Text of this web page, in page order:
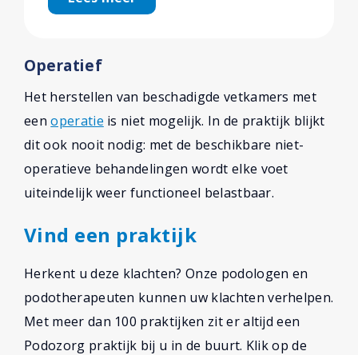
Operatief
Het herstellen van beschadigde vetkamers met
eenoperatie is niet mogelijk. In de praktijk blijkt
dit ook nooit nodig: met de beschikbare niet-
operatieve behandelingen wordt elke voet
uiteindelijk weer functioneel belastbaar.
Vind een praktijk
Herkent u deze klachten? Onze podologen en
podotherapeuten kunnen uw klachten verhelpen.
Met meer dan 100 praktijken zit er altijd een
Podozorg praktijk bij u in de buurt. Klik op de